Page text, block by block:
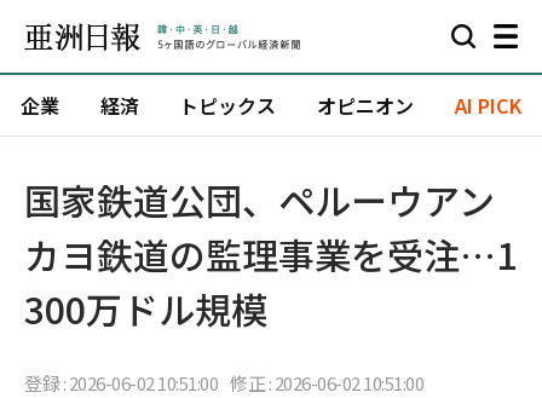
企業 経済 トピックス オピニオン AI PICK
国家鉄道公団、ペルーウアン
カヨ鉄道の監理事業を受注…1
300万ドル規模
登録 : 2026-06-02 10:51:00 修正 : 2026-06-02 10:51:00